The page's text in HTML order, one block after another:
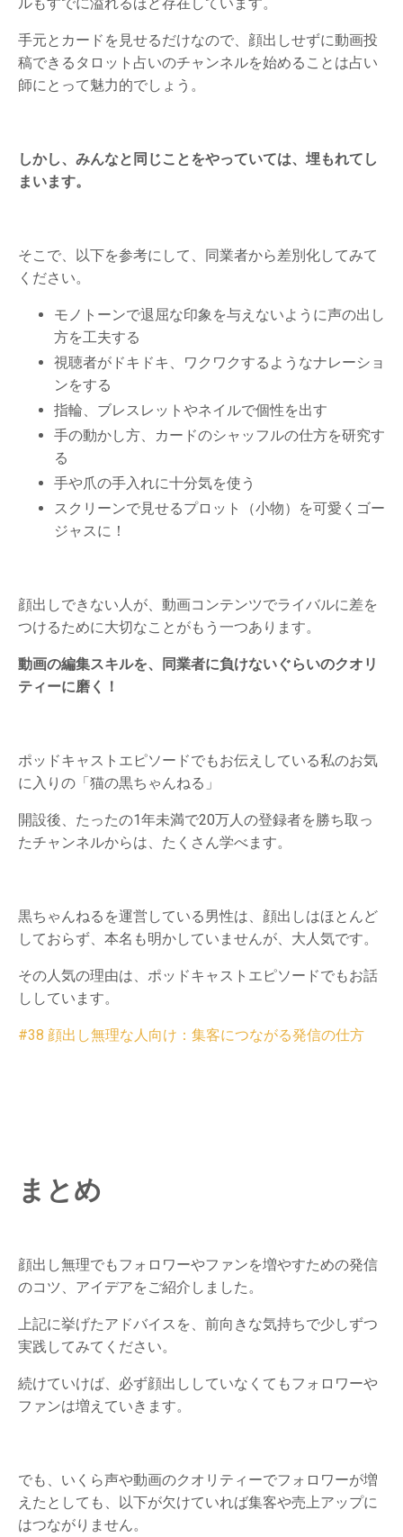
手元とカードを見せるだけなので、顔出しせずに動画投
稿できるタロット占いのチャンネルを始めることは占い
師にとって魅力的でしょう。
しかし、みんなと同じことをやっていては、埋もれてし
まいます。
そこで、以下を参考にして、同業者から差別化してみて
ください。
モノトーンで退屈な印象を与えないように声の出し
方を工夫する
視聴者がドキドキ、ワクワクするようなナレーショ
ンをする
指輪、ブレスレットやネイルで個性を出す
手の動かし方、カードのシャッフルの仕方を研究す
る
手や爪の手入れに十分気を使う
スクリーンで見せるプロット（小物）を可愛くゴー
ジャスに！
顔出しできない人が、動画コンテンツでライバルに差を
つけるために大切なことがもう一つあります。
動画の編集スキルを、同業者に負けないぐらいのクオリ
ティーに磨く！
ポッドキャストエピソードでもお伝えしている私のお気
に入りの「猫の黒ちゃんねる」
開設後、たったの1年未満で20万人の登録者を勝ち取っ
たチャンネルからは、たくさん学べます。
黒ちゃんねるを運営している男性は、顔出しはほとんど
しておらず、本名も明かしていませんが、大人気です。
その人気の理由は、ポッドキャストエピソードでもお話
ししています。
#38 顔出し無理な人向け：集客につながる発信の仕方
まとめ
顔出し無理でもフォロワーやファンを増やすための発信
のコツ、アイデアをご紹介しました。
上記に挙げたアドバイスを、前向きな気持ちで少しずつ
実践してみてください。
続けていけば、必ず顔出ししていなくてもフォロワーや
ファンは増えていきます。
でも、いくら声や動画のクオリティーでフォロワーが増
えたとしても、以下が欠けていれば集客や売上アップに
はつながりません。